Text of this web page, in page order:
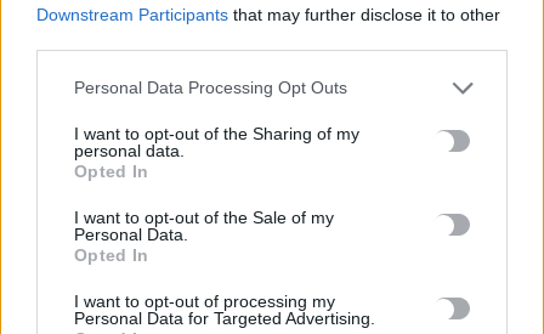
Downstream Participants that may further disclose it to other
Personal Data Processing Opt Outs
I want to opt-out of the Sharing of my
personal data.
Opted In
I want to opt-out of the Sale of my
Personal Data.
Opted In
I want to opt-out of processing my
Personal Data for Targeted Advertising.
Έκπληξη στη συναυλία του Γιάννη Χαρούλη στο Αρκαλοχώρι:
Τα παιδιά του Πολιτιστικού Συλλόγου τραγούδησαν για τον
εθελοντισμό
Τελευταίο μπάνιο για έναν άνδρα σε παραλία της
Παλαιόχωρας
6 Αυγούστου, 2026
MINOAN LINES: Ταξιδεύουμε στη Μήλο με εκπτώσεις έως 50%